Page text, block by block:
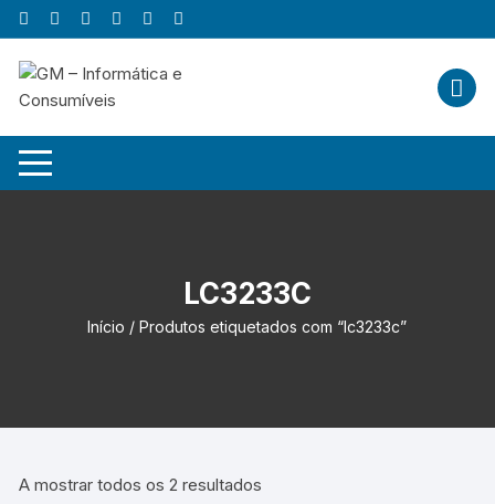
Skip
to
content
LC3233C
Início / Produtos etiquetados com “lc3233c”
A mostrar todos os 2 resultados